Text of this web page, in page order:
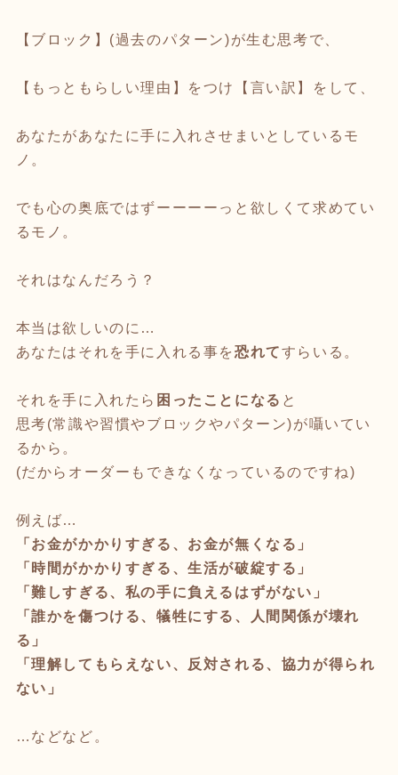
【ブロック】(過去のパターン)が生む思考で、
【もっともらしい理由】をつけ【言い訳】をして、
あなたがあなたに手に入れさせまいとしているモ
ノ。
でも心の奥底ではずーーーーっと欲しくて求めてい
るモノ。
それはなんだろう？
本当は欲しいのに…
あなたはそれを手に入れる事を 恐れてすらいる。
それを手に入れたら 困ったことになる と
思考(常識や習慣やブロックやパターン)が囁いてい
るから。
(だからオーダーもできなくなっているのですね)
例えば…
「お金がかかりすぎる、お金が無くなる」
「時間がかかりすぎる、生活が破綻する」
「難しすぎる、私の手に負えるはずがない」
「誰かを傷つける、犠牲にする、人間関係が壊れ
る」
「理解してもらえない、反対される、協力が得られ
ない」
…などなど。